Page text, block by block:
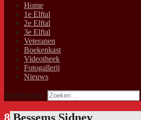
Home
1e Elftal
2e Elftal
3e Elftal
Veteranen
Boekenkast
Videotheek
Fotogallerij
Nieuws
Zoeken naar:
8 Bessems Sidney